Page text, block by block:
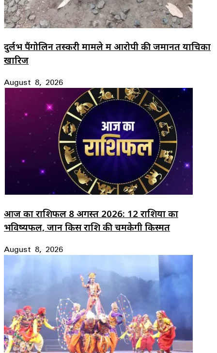
दुर्लभ पैंगोलिन तस्करी मामले में आरोपी की जमानत याचिका
खारिज
August 8, 2026
आज का राशिफल 8 अगस्त 2026: 12 राशियों का
भविष्यफल, जानें किस राशि की चमकेगी किस्मत
August 8, 2026